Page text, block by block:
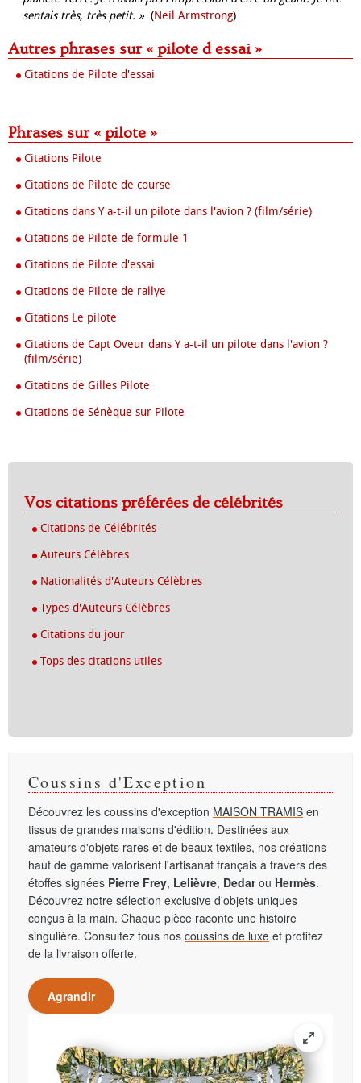
sentais très, très petit. ». (Neil Armstrong).
Autres phrases sur « pilote d essai »
Citations de Pilote d'essai
Phrases sur « pilote »
Citations Pilote
Citations de Pilote de course
Citations dans Y a-t-il un pilote dans l'avion ? (film/série)
Citations de Pilote de formule 1
Citations de Pilote d'essai
Citations de Pilote de rallye
Citations Le pilote
Citations de Capt Oveur dans Y a-t-il un pilote dans l'avion ?
(film/série)
Citations de Gilles Pilote
Citations de Sénèque sur Pilote
Vos citations préférées de célébrités
Citations de Célébrités
Auteurs Célèbres
Nationalités d'Auteurs Célèbres
Types d'Auteurs Célèbres
Citations du jour
Tops des citations utiles
Coussins d'Exception
Découvrez les coussins d'exception MAISON TRAMIS en
tissus de grandes maisons d'édition. Destinées aux
amateurs d'objets rares et de beaux textiles, nos créations
haut de gamme valorisent l'artisanat français à travers des
étoffes signées Pierre Frey, Lelièvre, Dedarou Hermès.
Découvrez notre sélection exclusive d'objets uniques
conçus à la main. Chaque pièce raconte une histoire
singulière. Consultez tous nos coussins de luxe et profitez
de la livraison offerte.
Agrandir